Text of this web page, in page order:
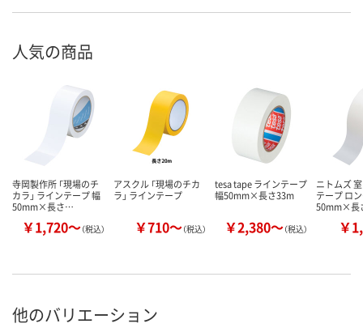
人気の商品
寺岡製作所 「現場のチ
カラ」 ラインテープ 幅
50mm×長さ…
￥1,720～（税込）
アスクル 「現場のチカ
ラ」 ラインテープ
￥710～（税込）
tesa tape ラインテープ
幅50mm×長さ33m
￥2,380～（税込）
ニトムズ
テープ ロ
50mm×
￥
他のバリエーション